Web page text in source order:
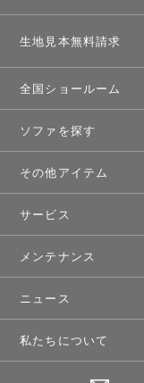
生地見本無料請求
全国ショールーム
ソファを探す
その他アイテム
サービス
メンテナンス
ニュース
私たちについて